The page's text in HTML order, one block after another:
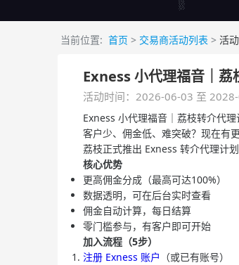
当前位置: 首页 > 交易商活动列表 > 活
Exness 小代理福音｜荔
活动时间：2026-06-03 至
Exness 小代理福音｜荔枝转介代理
客户少、佣金低、难突破？现在有
荔枝正式推出 Exness 转介代理计
核心优势
更高佣金分成（最高可达100%）
数据透明，可在后台实时查看
佣金自动计算，每日结算
零门槛参与，有客户即可开始
加入流程（5步）
注册 Exness 账户 （或已有账号）